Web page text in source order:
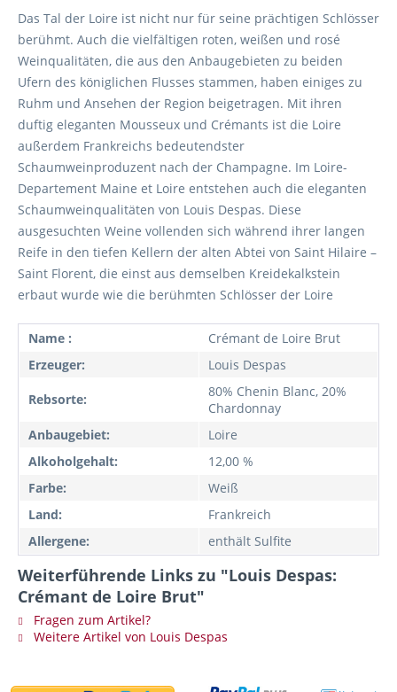
Das Tal der Loire ist nicht nur für seine prächtigen Schlösser
berühmt. Auch die vielfältigen roten, weißen und rosé
Weinqualitäten, die aus den Anbaugebieten zu beiden
Ufern des königlichen Flusses stammen, haben einiges zu
Ruhm und Ansehen der Region beigetragen. Mit ihren
duftig eleganten Mousseux und Crémants ist die Loire
außerdem Frankreichs bedeutendster
Schaumweinproduzent nach der Champagne. Im Loire-
Departement Maine et Loire entstehen auch die eleganten
Schaumweinqualitäten von Louis Despas. Diese
ausgesuchten Weine vollenden sich während ihrer langen
Reife in den tiefen Kellern der alten Abtei von Saint Hilaire –
Saint Florent, die einst aus demselben Kreidekalkstein
erbaut wurde wie die berühmten Schlösser der Loire
Name :
Crémant de Loire Brut
Erzeuger:
Louis Despas
Rebsorte:
80% Chenin Blanc, 20%
Chardonnay
Anbaugebiet:
Loire
Alkoholgehalt:
12,00 %
Farbe:
Weiß
Land:
Frankreich
Allergene:
enthält Sulfite
Weiterführende Links zu "Louis Despas:
Crémant de Loire Brut"
Fragen zum Artikel?
Weitere Artikel von Louis Despas